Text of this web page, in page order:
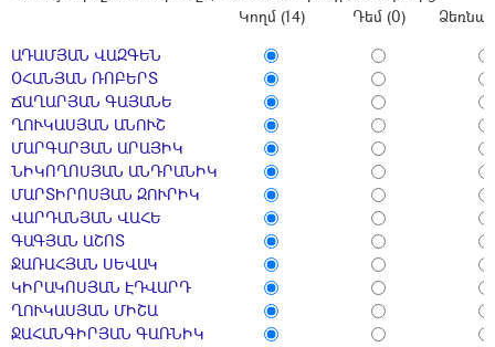
Կողմ (14)
Դեմ (0)
ԱԴԱՄՅԱՆ ՎԱԶԳԵՆ
ՕՀԱՆՅԱՆ ՌՈԲԵՐՏ
ՃԱՂԱՐՅԱՆ ԳԱՅԱՆԵ
ՂՈՒԿԱՍՅԱՆ ԱՆՈՒՇ
ՄԱՐԳԱՐՅԱՆ ԱՐԱՅԻԿ
ՆԻԿՈՂՈՍՅԱՆ ԱՆԴՐԱՆԻԿ
ՄԱՐՏԻՐՈՍՅԱՆ ԶՈՒՐԻԿ
ՎԱՐԴԱՆՅԱՆ ՎԱՀԵ
ԳԱԳՅԱՆ ԱՇՈՏ
ՋԱՌԱՀՅԱՆ ՍԵՎԱԿ
ԿԻՐԱԿՈՍՅԱՆ ԷԴՎԱՐԴ
ՂՈՒԿԱՍՅԱՆ ՄԻՇԱ
ՋԱՀԱՆԳԻՐՅԱՆ ԳԱՌՆԻԿ